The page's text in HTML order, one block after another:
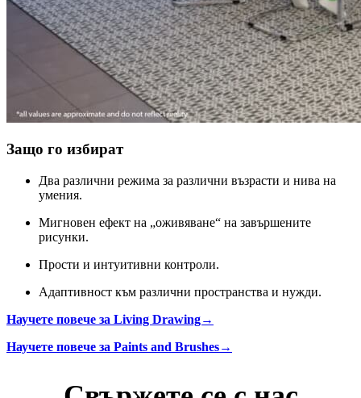
Защо го избират
Два различни режима за различни възрасти и нива на
умения.
Мигновен ефект на „оживяване“ на завършените
рисунки.
Прости и интуитивни контроли.
Адаптивност към различни пространства и нужди.
Научете повече за Living Drawing→
Научете повече за Paints and Brushes→